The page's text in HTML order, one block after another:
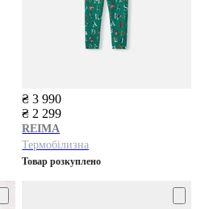
₴ 3 990
₴ 2 299
REIMA
Термобілизна
Товар розкуплено